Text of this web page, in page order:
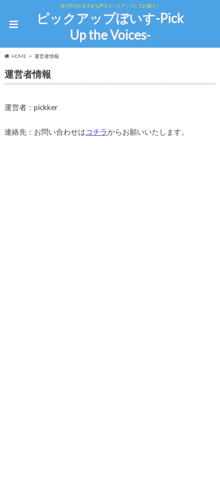
世の中のさまざまな声をピックアップしてお届け！
ピックアップぼいす-Pick
Up the Voices-
HOME 運営者情報
運営者情報
運営者：pickker
連絡先：お問い合わせはコチラからお願いいたします。